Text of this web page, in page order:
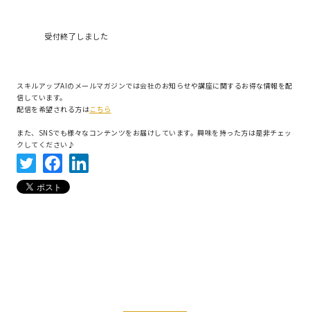
受付終了しました
スキルアップAIのメールマガジンでは会社のお知らせや講座に関するお得な情報を配
信しています。
配信を希望される方はこちら
また、SNSでも様々なコンテンツをお届けしています。興味を持った方は是非チェッ
クしてください♪